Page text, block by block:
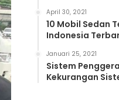
April 30, 2021
10 Mobil Sedan
Indonesia
Januari 25, 2021
Sistem
Kekurangan